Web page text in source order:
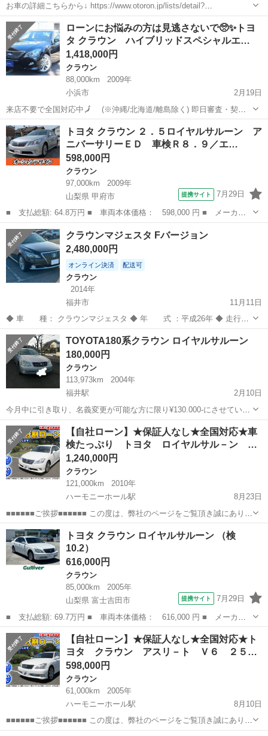
お車の詳細こちらから↓ https://www.otoron.jp/lists/detail?
carno=039587 来店不要で全国対応中🗾(※沖縄/北海道/離島除く) 携帯
さえあれば即日審査・契約もできちゃう✨...
福井 敦賀市 クラウン アスリート
ローンにお悩みの方は見逃さないで🥺✨トヨ
タ クラウン ハイブリッドスペシャルエ…
1,418,000円
クラウン
88,000km
2009年
小浜市
2月19日
来店不要で全国対応中🗾 (※沖縄/北海道/離島除く) 即日審査・契約
もできちゃう✨ お車の詳細こちらから↓仮審査もOK👌
https://www.otoron.jp/lists/detail?carno=036...
福井 小浜市 クラウン
トヨタ クラウン ２．５ロイヤルサルーン ア
ニバーサリーＥＤ 車検Ｒ８．９／エ…
598,000円
クラウン
97,000km
2009年
山梨県 甲府市
提携サイト 7月29日
■ 支払総額: 64.8万円 ■ 車両本体価格： 598,000 円 ■ メーカー
名： トヨタ ■ 車種名： クラウン ■ グレード名： ２．５ロイ
ヤルサルーン アニバーサリーＥＤ 車検Ｒ８．９／エアコン／キー
レスエントリ...
山梨 甲府市 クラウン
クラウンマジェスタ Fバージョン
2,480,000円
オンライン決済 配送可
クラウン
2014年
福井市
11月11日
◆ 車 種： クラウンマジェスタ ◆ 年 式 ：平成26年 ◆ 走行距
離：55,000km ◆ グレード ：Fバージョン ハイブリッド ◆ 修復歴：
なし ◆ 色 : クロ 【装備】 ● スマートキー（スペアキー無）...
福井 福井市 クラウン 本革
TOYOTA180系クラウン ロイヤルサルーン
180,000円
クラウン
113,973km
2004年
福井駅
2月10日
今月中に引き取り、名義変更が可能な方に限り¥130.000-にさせていた
だきます。 名義変更完了まで預かり金を頂戴させていただきます。
(¥20.000-) 名義変更が完了し車検証のコピーを確認すれば、返金致し
ます。 転勤が...
福井 福井市 福井駅 クラウン TOYOTA
【自社ローン】★保証人なし★全国対応★車
検たっぷり トヨタ ロイヤルサル－ン …
1,240,000円
クラウン
121,000km
2010年
ハーモニーホール駅
8月23日
■■■■■■ご挨拶■■■■■■ この度は、弊社のページをご覧頂き誠にありが
とうございます。 弊社、カーマッチ福井ハーモニーホール店は、福井
県福井市にございます。 新車・中古車の販売から車検・メンテナンス
まで...
福井 福井市 ハーモニーホール駅 クラウン ローン
トヨタ クラウン ロイヤルサルーン （検
10.2）
616,000円
クラウン
85,000km
2005年
山梨県 富士吉田市
提携サイト 7月29日
■ 支払総額: 69.7万円 ■ 車両本体価格： 616,000 円 ■ メーカー
名： トヨタ ■ 車種名： クラウン ■ グレード名： ロイヤルサ
ルーン ■ 排気量： 2500cc ■ ドア枚数： 4D ■ ミッション：...
山梨 富士吉田市 クラウン
【自社ローン】★保証人なし★全国対応★ト
ヨタ クラウン アスリ－ト Ｖ６ ２５…
598,000円
クラウン
61,000km
2005年
ハーモニーホール駅
8月10日
■■■■■■ご挨拶■■■■■■ この度は、弊社のページをご覧頂き誠にありが
とうございます。 弊社、カーマッチ福井ハーモニーホール店は、福井